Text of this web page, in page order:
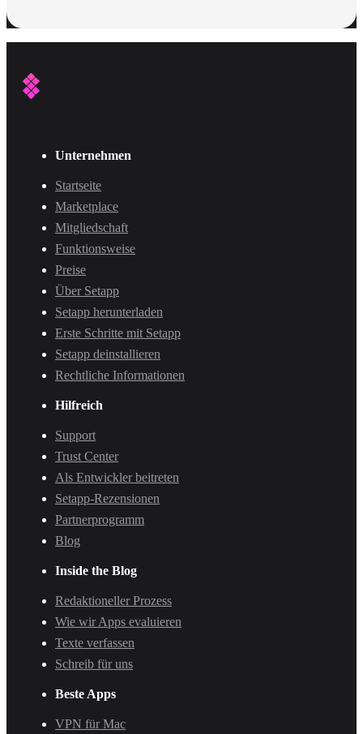
Unternehmen
Startseite
Marketplace
Mitgliedschaft
Funktionsweise
Preise
Über Setapp
Setapp herunterladen
Erste Schritte mit Setapp
Setapp deinstallieren
Rechtliche Informationen
Hilfreich
Support
Trust Center
Als Entwickler beitreten
Setapp-Rezensionen
Partnerprogramm
Blog
Inside the Blog
Redaktioneller Prozess
Wie wir Apps evaluieren
Texte verfassen
Schreib für uns
Beste Apps
VPN für Mac